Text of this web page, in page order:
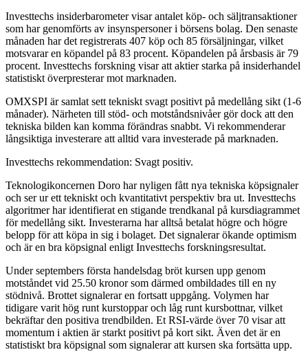
Investtechs insiderbarometer visar antalet köp- och säljtransaktioner
som har genomförts av insynspersoner i börsens bolag. Den senaste
månaden har det registrerats 407 köp och 85 försäljningar, vilket
motsvarar en köpandel på 83 procent. Köpandelen på årsbasis är 79
procent. Investtechs forskning visar att aktier starka på insiderhandel
statistiskt överpresterar mot marknaden.
OMXSPI är samlat sett tekniskt svagt positivt på medellång sikt (1-6
månader). Närheten till stöd- och motståndsnivåer gör dock att den
tekniska bilden kan komma förändras snabbt. Vi rekommenderar
långsiktiga investerare att alltid vara investerade på marknaden.
Investtechs rekommendation: Svagt positiv.
Teknologikoncernen Doro har nyligen fått nya tekniska köpsignaler
och ser ur ett tekniskt och kvantitativt perspektiv bra ut. Investtechs
algoritmer har identifierat en stigande trendkanal på kursdiagrammet
för medellång sikt. Investerarna har alltså betalat högre och högre
belopp för att köpa in sig i bolaget. Det signalerar ökande optimism
och är en bra köpsignal enligt Investtechs forskningsresultat.
Under septembers första handelsdag bröt kursen upp genom
motståndet vid 25.50 kronor som därmed ombildades till en ny
stödnivå. Brottet signalerar en fortsatt uppgång. Volymen har
tidigare varit hög runt kurstoppar och låg runt kursbottnar, vilket
bekräftar den positiva trendbilden. Et RSI-värde över 70 visar att
momentum i aktien är starkt positivt på kort sikt. Även det är en
statistiskt bra köpsignal som signalerar att kursen ska fortsätta upp.